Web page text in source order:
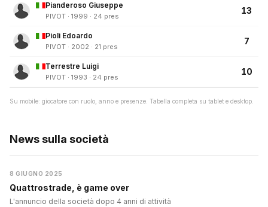
Pianderoso Giuseppe
PIVOT · 1999 · 24 pres
13
Pioli Edoardo
PIVOT · 2002 · 21 pres
7
Terrestre Luigi
PIVOT · 1993 · 24 pres
10
Su mobile: giocatore con ruolo, anno e presenze. Tabella completa su tablet e desktop.
News sulla società
8 GIUGNO 2025
Quattrostrade, è game over
L'annuncio della società dopo 4 anni di attività